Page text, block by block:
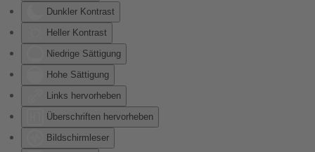
Dunkler Kontrast
Heller Kontrast
Niedrige Sättigung
Hohe Sättigung
Links hervorheben
Überschriften hervorheben
Bildschirmleser